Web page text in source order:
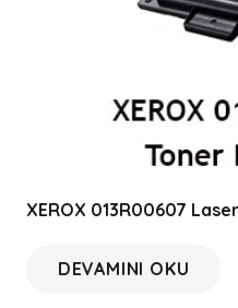
XEROX 013R00607
DEVAMINI OKU